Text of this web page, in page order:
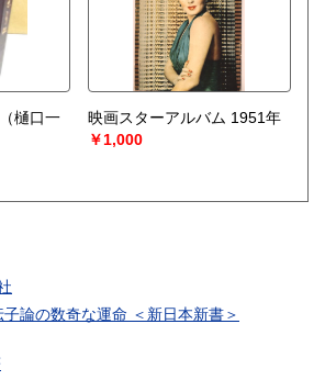
（樋口一
映画スターアルバム 1951年
￥1,000
子論の数奇な運命 ＜新日本新書＞